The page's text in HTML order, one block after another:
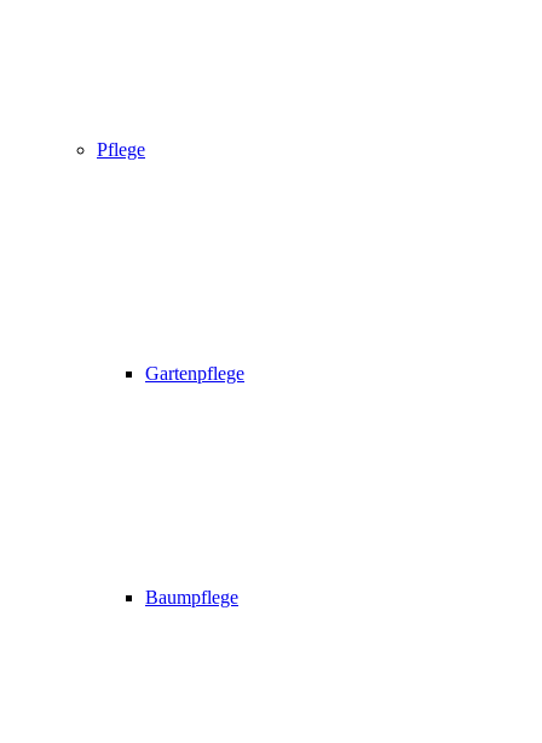
Pflege
Gartenpflege
Baumpflege